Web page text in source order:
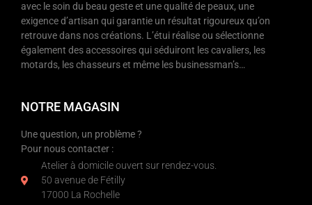
avec le soin du beau geste et une qualité de peaux, une
exigence d’artisan qui garantie un résultat rigoureux qu’on
retrouve dans nos créations. L’étui réalise ou sélectionne
également des accessoires qui séduiront les cavaliers, les
motards, les chasseurs et même les businessman’s…
NOTRE MAGASIN
Une question, un problème ?
Pour nous contacter :
Atelier à domicile ouvert sur rendez-vous.
50 avenue de Fétilly
17000 La Rochelle